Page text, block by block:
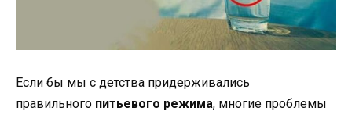
Если бы мы с детства придерживались
правильного питьевого режима, многие проблемы